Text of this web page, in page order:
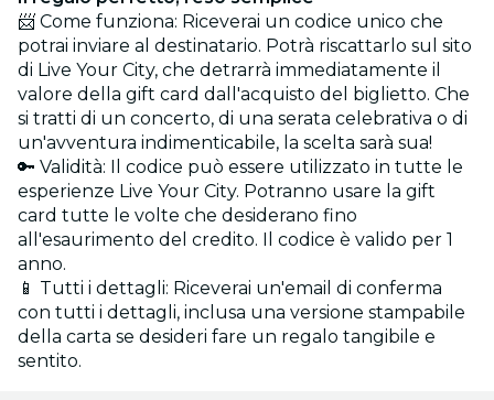
📨 Come funziona: Riceverai un codice unico che
potrai inviare al destinatario. Potrà riscattarlo sul sito
di Live Your City, che detrarrà immediatamente il
valore della gift card dall'acquisto del biglietto. Che
si tratti di un concerto, di una serata celebrativa o di
un'avventura indimenticabile, la scelta sarà sua!
🔑 Validità: Il codice può essere utilizzato in tutte le
esperienze Live Your City. Potranno usare la gift
card tutte le volte che desiderano fino
all'esaurimento del credito. Il codice è valido per 1
anno.
📱 Tutti i dettagli: Riceverai un'email di conferma
con tutti i dettagli, inclusa una versione stampabile
della carta se desideri fare un regalo tangibile e
sentito.